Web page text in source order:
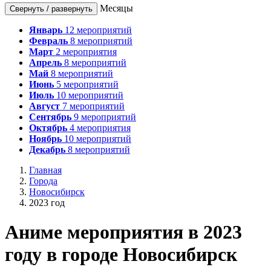
Свернуть / развернуть Месяцы
Январь 12 мероприятий
Февраль 8 мероприятий
Март 2 мероприятия
Апрель 8 мероприятий
Май 8 мероприятий
Июнь 5 мероприятий
Июль 10 мероприятий
Август 7 мероприятий
Сентябрь 9 мероприятий
Октябрь 4 мероприятия
Ноябрь 10 мероприятий
Декабрь 8 мероприятий
Главная
Города
Новосибирск
2023 год
Аниме мероприятия в 2023
году в городе Новосибирск